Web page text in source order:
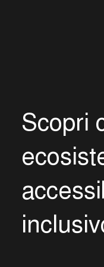
Scopri
ecosist
accessi
inclusiv